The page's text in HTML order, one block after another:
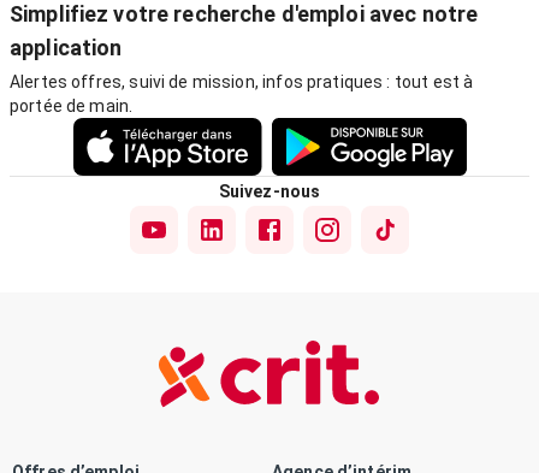
Simplifiez votre recherche d'emploi avec notre
application
Alertes offres, suivi de mission, infos pratiques : tout est à
portée de main.
Suivez-nous